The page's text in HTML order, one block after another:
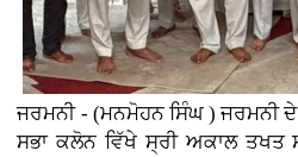
ਜਰਮਨੀ - (ਮਨਮੋਹਨ ਸਿੰਘ ) ਜਰਮਨੀ
ਸਭਾ ਕਲੋਨ ਵਿੱਖੇ ਸ੍ਰੀ ਅਕਾਲ ਤਖਤ